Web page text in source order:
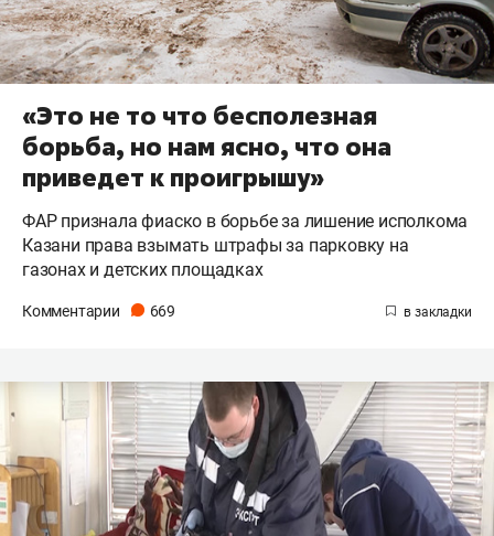
«Это не то что бесполезная
борьба, но нам ясно, что она
приведет к проигрышу»
ФАР признала фиаско в борьбе за лишение исполкома
Казани права взымать штрафы за парковку на
газонах и детских площадках
Комментарии 669